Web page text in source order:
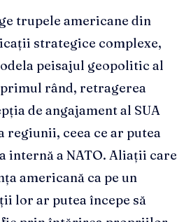
trupele americane din
strategice complexe,
peisajul geopolitic al
rând, retragerea
de angajament al SUA
regiunii, ceea ce ar putea
internă a NATO. Aliații care
americană ca pe un
lor ar putea începe să